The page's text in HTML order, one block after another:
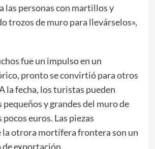
las personas con martillos y
trozos de muro para llevárselos»,
fue un impulso en un
pronto se convirtió para otros
la fecha, los turistas pueden
y grandes del muro de
euros. Las piezas
la otrora mortífera frontera son un
exportación.